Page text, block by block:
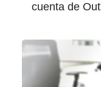
cuenta de